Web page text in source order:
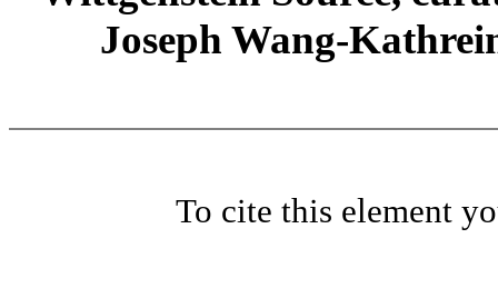
Joseph Wang-
To cite this element